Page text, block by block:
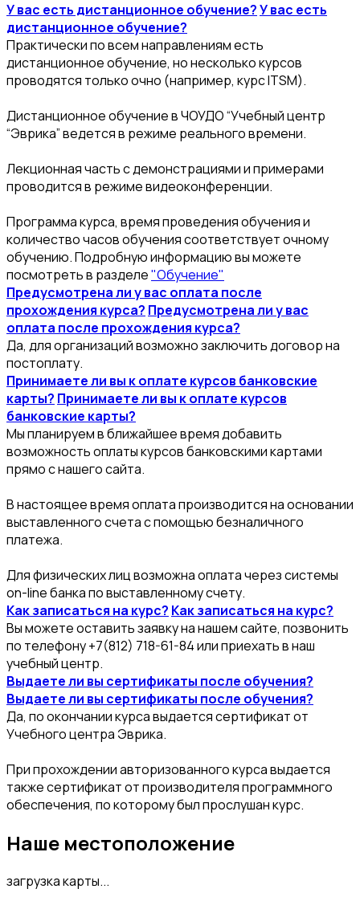
У вас есть дистанционное обучение?У вас есть
дистанционное обучение?
Практически по всем направлениям есть
дистанционное обучение, но несколько курсов
проводятся только очно (например, курс ITSM).
Дистанционное обучение в ЧОУДО “Учебный центр
“Эврика” ведется в режиме реального времени.
Лекционная часть с демонстрациями и примерами
проводится в режиме видеоконференции.
Программа курса, время проведения обучения и
количество часов обучения соответствует очному
обучению. Подробную информацию вы можете
посмотреть в разделе"Обучение"
Предусмотрена ли у вас оплата после
прохождения курса? Предусмотрена ли у вас
оплата после прохождения курса?
Да, для организаций возможно заключить договор на
постоплату.
Принимаете ли вы к оплате курсов банковские
карты? Принимаете ли вы к оплате курсов
банковские карты?
Мы планируем в ближайшее время добавить
возможность оплаты курсов банковскими картами
прямо с нашего сайта.
В настоящее время оплата производится на основании
выставленного счета с помощью безналичного
платежа.
Для физических лиц возможна оплата через системы
on-line банка по выставленному счету.
Как записаться на курс? Как записаться на курс?
Вы можете оставить заявку на нашем сайте, позвонить
по телефону +7(812) 718-61-84 или приехать в наш
учебный центр.
Выдаете ли вы сертификаты после обучения?
Выдаете ли вы сертификаты после обучения?
Да, по окончании курса выдается сертификат от
Учебного центра Эврика.
При прохождении авторизованного курса выдается
также сертификат от производителя программного
обеспечения, по которому был прослушан курс.
Наше местоположение
загрузка карты...